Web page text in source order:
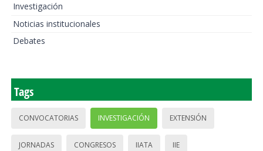
Investigación
Noticias institucionales
Debates
Tags
CONVOCATORIAS INVESTIGACIÓN EXTENSIÓN
JORNADAS CONGRESOS IIATA IIE